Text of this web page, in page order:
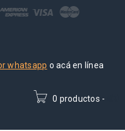
whatsapp o acá en línea
0 productos -